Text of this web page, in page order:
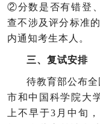
②分数是否有错登
查不涉及评分标准
内通知考生本人。
三、复试安排
待教育部公布
市和中国科学院大
上不早于3月中旬